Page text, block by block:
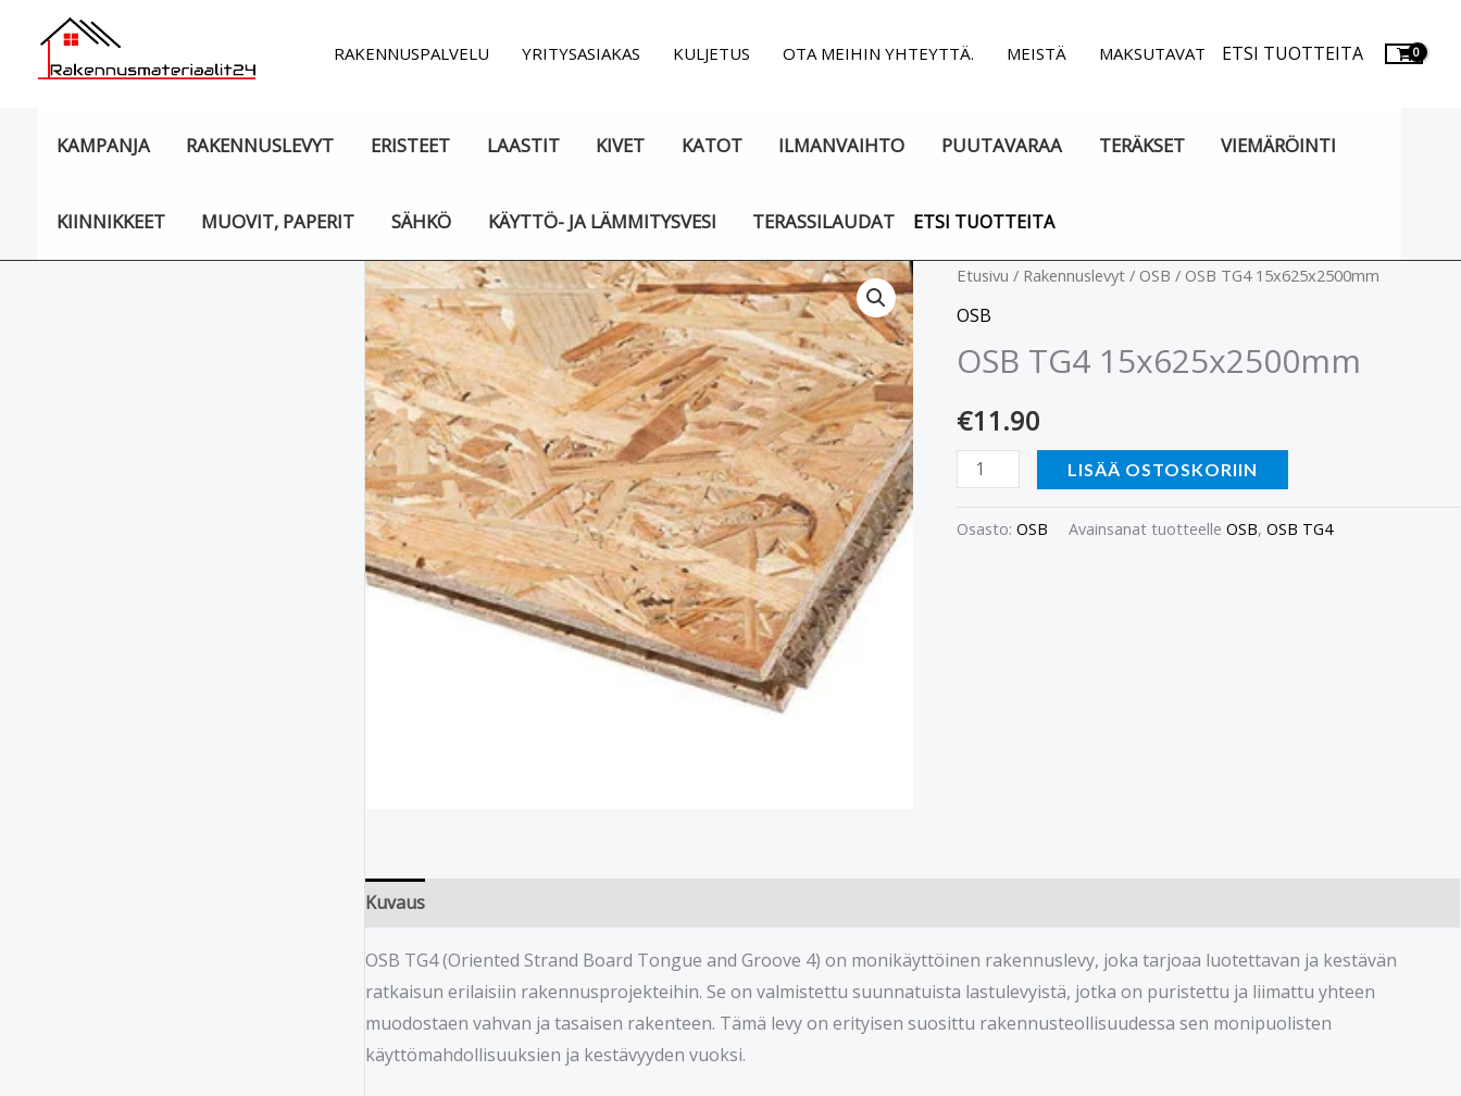
sisältöön
RAKENNUSPALVELU YRITYSASIAKAS KULJETUS OTA MEIHIN YHTEYTTÄ. MEISTÄ MAKSUTAVAT ETSI TUOTTEITA
KAMPANJA RAKENNUSLEVYT ERISTEET LAASTIT KIVET KATOT ILMANVAIHTO PUUTAVARAA TERÄKSET VIEMÄRÖINTI
KIINNIKKEET MUOVIT, PAPERIT SÄHKÖ KÄYTTÖ- JA LÄMMITYSVESI TERASSILAUDAT ETSI TUOTTEITA
Etusivu / Rakennuslevyt/ OSB / OSB TG4 15x625x2500mm
OSB
OSB TG4 15x625x2500mm
€11.90
OSB
TG4
määrä
LISÄÄ OSTOSKORIIN
Osasto: OSB Avainsanat tuotteelle OSB, OSB TG4
Kuvaus
OSB TG4 (Oriented Strand Board Tongue and Groove 4) on monikäyttöinen rakennuslevy, joka tarjoaa luotettavan ja kestävän
ratkaisun erilaisiin rakennusprojekteihin. Se on valmistettu suunnatuista lastulevyistä, jotka on puristettu ja liimattu yhteen
muodostaen vahvan ja tasaisen rakenteen. Tämä levy on erityisen suosittu rakennusteollisuudessa sen monipuolisten
käyttömahdollisuuksien ja kestävyyden vuoksi.